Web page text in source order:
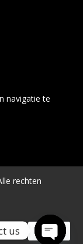
navigatie te
rechten
us